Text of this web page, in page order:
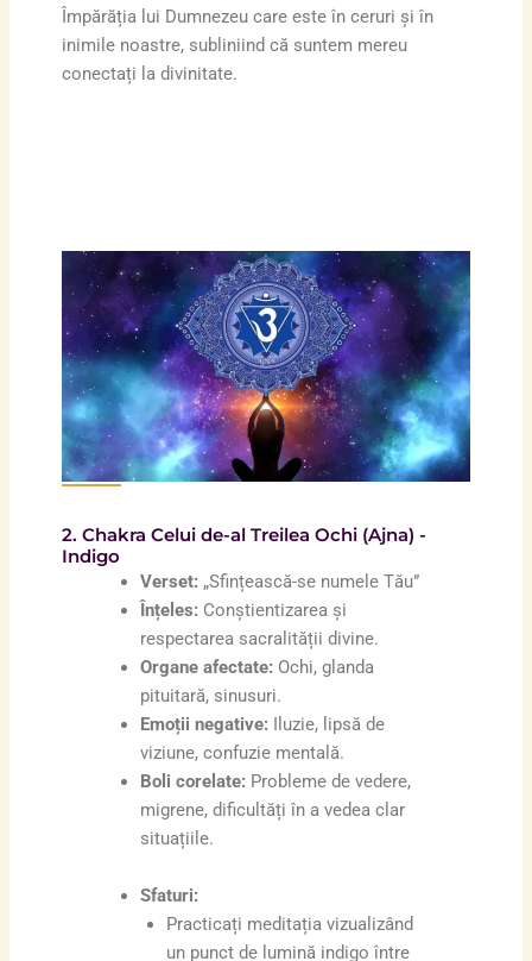
Împărăția lui Dumnezeu care este în ceruri și în
inimile noastre, subliniind că suntem mereu
conectați la divinitate.
2. Chakra Celui de-al Treilea Ochi (Ajna) -
Indigo
Verset: „Sfințească-se numele Tău”
Înțeles: Conștientizarea și
respectarea sacralității divine.
Organe afectate: Ochi, glanda
pituitară, sinusuri.
Emoții negative: Iluzie, lipsă de
viziune, confuzie mentală.
Boli corelate: Probleme de vedere,
migrene, dificultăți în a vedea clar
situațiile.
Sfaturi:
Practicați meditația vizualizând
un punct de lumină indigo între